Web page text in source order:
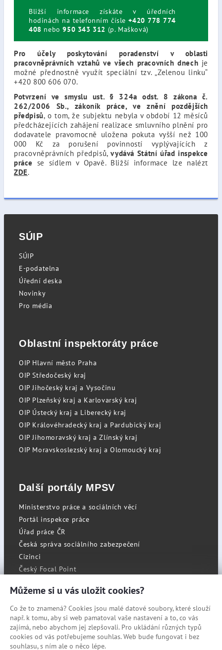
Bližší informace získáte v úředních
hodinách na telefonním čísle+420 778 774
408 nebo950 343 312 (p. Mašková)
Pro účely poskytování poradenství v oblasti
pracovněprávních vztahů ve všech pracovních dnech je
možné přednostně využít speciální tzv. „Zelenou linku“
+420 800 606 070.
Potvrzení ve smyslu ust. § 324a odst. 8 zákona č.
262/2006 Sb., zákoník práce, ve znění pozdějších
předpisů, o tom, že subjektu nebyla v období 12 měsíců
předcházejících zahájení realizace smluvního plnění pro
dodavatele pravomocně uložena pokuta vyšší než 100
000 Kč za porušení povinností vyplývajících z
pracovněprávních předpisů,vydává Státní úřad inspekce
práce se sídlem v Opavě. Bližší informace lze nalézt
ZDE.
SÚIP
SÚIP
E-podatelna
Úřední deska
Novinky
Pro média
Oblastní inspektoráty práce
OIP Hlavní město Praha
OIP Středočeský kraj
OIP Jihočeský kraj a Vysočinu
OIP Plzeňský kraj a Karlovarský kraj
OIP Ústecký kraj a Liberecký kraj
OIP Královéhradecký kraj a Pardubický kraj
OIP Jihomoravský kraj a Zlínský kraj
OIP Moravskoslezský kraj a Olomoucký kraj
Další portály MPSV
Ministerstvo práce a sociálních věcí
Portál inspekce práce
Úřad práce ČR
Česká správa sociálního zabezpečení
Cizinci
Český Focal Point
RSS
Cookies
Prohlášení o přístupnosti
Můžeme si u vás uložit cookies?
Co že to znamená? Cookies jsou malé datové soubory, které slouží
např. k tomu, aby si web pamatoval vaše nastavení a to, co vás
zajímá, nebo abychom jej zlepšovali. Pro ukládání různých typů
cookies od vás potřebujeme souhlas. Web bude fungovat i bez
souhlasu, s ním ale o něco lépe.